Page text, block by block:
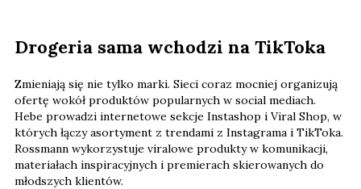
Drogeria sama wchodzi na TikToka
Zmieniają się nie tylko marki. Sieci coraz mocniej organizują
ofertę wokół produktów popularnych w social mediach.
Hebe prowadzi internetowe sekcje Instashop i Viral Shop, w
których łączy asortyment z trendami z Instagrama i TikToka.
Rossmann wykorzystuje viralowe produkty w komunikacji,
materiałach inspiracyjnych i premierach skierowanych do
młodszych klientów.